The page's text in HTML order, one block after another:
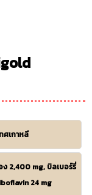
ศเกาหลี
2,400 mg, บิลเบอร์รี่
24 mg